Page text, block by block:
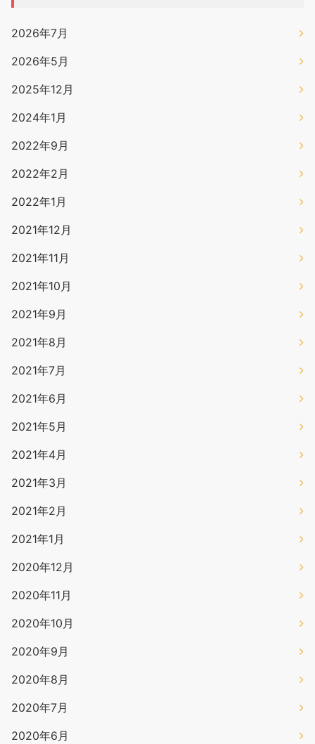
2026年7月
2026年5月
2025年12月
2024年1月
2022年9月
2022年2月
2022年1月
2021年12月
2021年11月
2021年10月
2021年9月
2021年8月
2021年7月
2021年6月
2021年5月
2021年4月
2021年3月
2021年2月
2021年1月
2020年12月
2020年11月
2020年10月
2020年9月
2020年8月
2020年7月
2020年6月